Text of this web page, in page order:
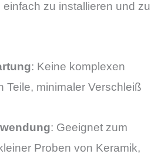
einfach zu installieren und zu
: Keine komplexen
Teile, minimaler Verschleiß
: Geeignet zum
Proben von Keramik,